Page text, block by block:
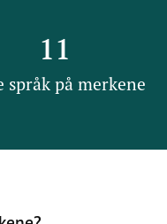
11
språk på merkene